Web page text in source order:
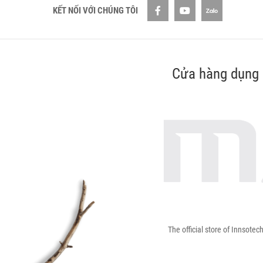
KẾT NỐI VỚI CHÚNG TÔI
Cửa hàng
The official store of